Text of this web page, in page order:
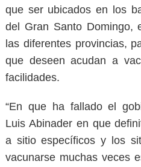
que ser ubicados en los
del Gran Santo Domingo,
las diferentes provincias,
que deseen acudan a
facilidades.
“En que ha fallado el
Luis Abinader en que
a sitio específicos y los
vacunarse muchas veces